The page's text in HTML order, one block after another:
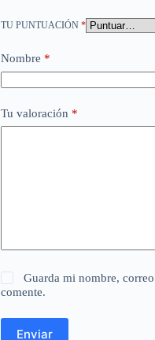
TU PUNTUACIÓN *
Nombre *
Tu valoración *
Guarda mi nombre,
comente.
Enviar